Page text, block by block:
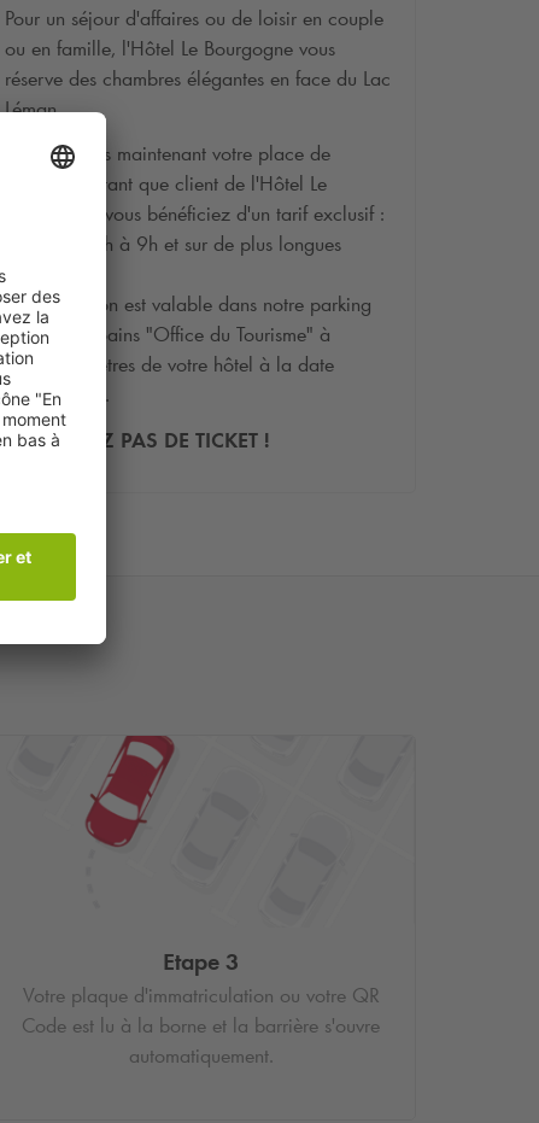
Pour un séjour d'affaires ou de loisir en couple
ou en famille, l'Hôtel Le Bourgogne vous
réserve des chambres élégantes en face du Lac
Léman.
Réservez dès maintenant votre place de
parking, en tant que client de l'Hôtel Le
Bourgogne, vous bénéficiez d'un tarif exclusif :
10 € de 17h à 9h et sur de plus longues
durées !
La réservation est valable dans notre parking
d'Evian les Bains "Office du Tourisme" à
quelques mètres de votre hôtel à la date
sélectionnée.
NE PRENEZ PAS DE TICKET !
Etape 3
Votre plaque d'immatriculation ou votre QR
Code est lu à la borne et la barrière s'ouvre
automatiquement.